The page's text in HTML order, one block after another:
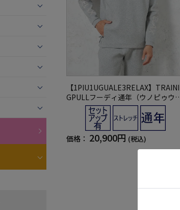
【1PIU1UGUALE3RELAX】
GPULLフーディ通年（ウノピゥウ
ウグァーレトレ）
価格： 20,900円 (税込)